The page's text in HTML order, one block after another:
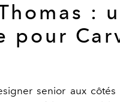
:
pour
senior aux côtés